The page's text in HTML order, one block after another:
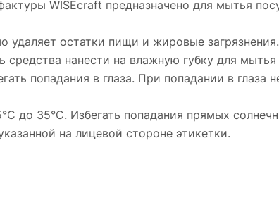
WISEcraft предназначено для мытья
остатки пищи и жировые
средства нанести на влажную губку для
попадания в глаза. При попадании в
до 35°С. Избегать попадания прямых
на лицевой стороне этикетки.